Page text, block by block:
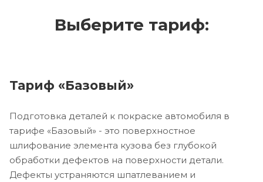
Выберите тариф:
Тариф «Базовый»
Подготовка деталей к покраске автомобиля в
тарифе «Базовый» - это поверхностное
шлифование элемента кузова без глубокой
обработки дефектов на поверхности детали.
Дефекты устраняются шпатлеванием и